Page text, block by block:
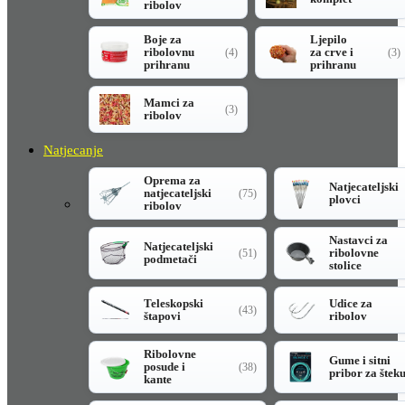
ribolov
Boje za
ribolovnu
prihranu
(4)
Ljepilo
za crve i
prihranu
(3)
Mamci za
ribolov
(3)
Natjecanje
Oprema za
natjecateljski
ribolov
(75)
Natjecateljski
plovci
Natjecateljski
podmetači
(51)
Nastavci za
ribolovne
stolice
Teleskopski
štapovi
(43)
Udice za
ribolov
Ribolovne
posude i
kante
(38)
Gume i sitni
pribor za šteku